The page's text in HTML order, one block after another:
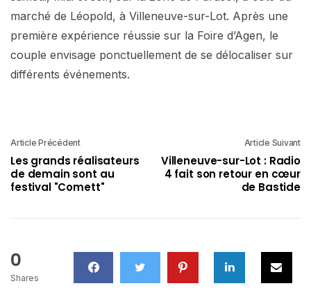
marché de Léopold, à Villeneuve-sur-Lot. Après une
première expérience réussie sur la Foire d’Agen, le
couple envisage ponctuellement de se délocaliser sur
différents événements.
Article Précédent
Les grands réalisateurs
de demain sont au
festival "Comett"
Article Suivant
Villeneuve-sur-Lot : Radio
4 fait son retour en cœur
de Bastide
0
Shares